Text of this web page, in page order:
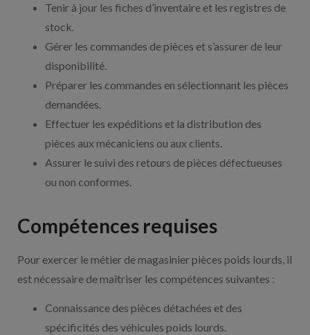
Tenir à jour les fiches d’inventaire et les registres de
stock.
Gérer les commandes de pièces et s’assurer de leur
disponibilité.
Préparer les commandes en sélectionnant les pièces
demandées.
Effectuer les expéditions et la distribution des
pièces aux mécaniciens ou aux clients.
Assurer le suivi des retours de pièces défectueuses
ou non conformes.
Compétences requises
Pour exercer le métier de magasinier pièces poids lourds, il
est nécessaire de maîtriser les compétences suivantes :
Connaissance des pièces détachées et des
spécificités des véhicules poids lourds.